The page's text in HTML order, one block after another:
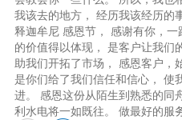
我该去的地方， 经历我该经历
释迦牟尼 感恩节， 感谢有你，一
的价值得以体现， 是客户让我们
助我们开拓了市场， 感恩客户，
是你们给了我们信任和信心， 使
进。 感恩这份从陌生到熟悉的同
利水电将一如既往。 做最好的服